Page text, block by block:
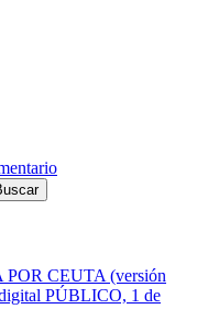
CEUTA (versión
PÚBLICO, 1 de